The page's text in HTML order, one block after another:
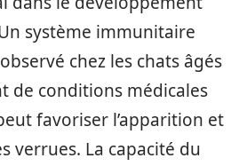
système immunitaire
chez les chats âgés
de conditions médicales
favoriser l’apparition et
verrues. La capacité du